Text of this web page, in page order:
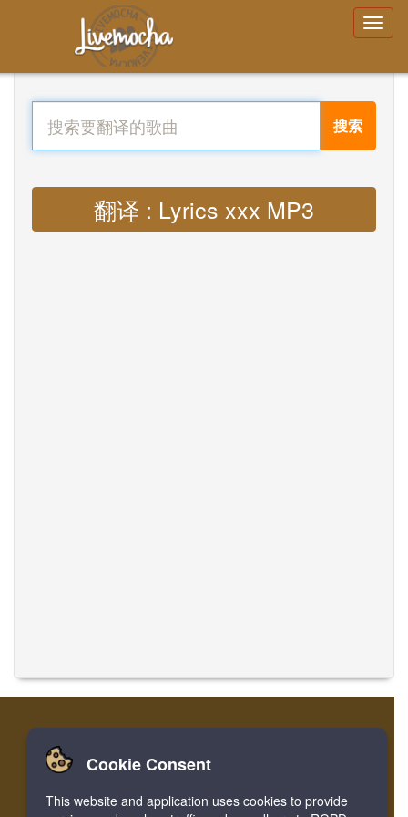
搜索
翻译 : Lyrics xxx MP3
家 登录 寄存器
Facebook Twitter Bookmark
Cookie Consent
This website and application uses cookies to provide